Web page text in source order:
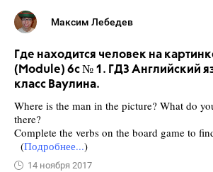
Максим Лебедев
Где находится человек на
(Module) 6c № 1. ГДЗ Английский
класс Ваулина.
Where is the man in the picture? What do
there?
Complete the verbs on the board game to
(Подробнее...)
14 ноября 2017